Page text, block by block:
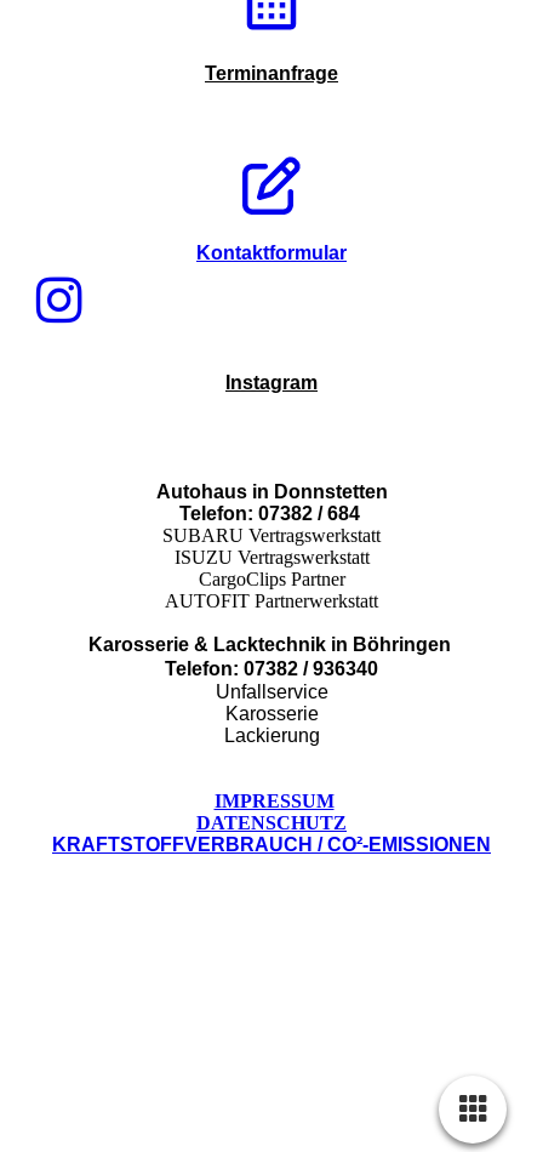
Terminanfrage
Kontaktformular
Instagram
Autohaus in Donnstetten
Telefon: 07382 / 684
SUBARU Vertragswerkstatt
ISUZU Vertragswerkstatt
CargoClips Partner
AUTOFIT Partnerwerkstatt
Karosserie & Lacktechnik in Böhringen
Telefon: 07382 / 936340
Unfallservice
Karosserie
Lackierung
IMPRESSUM
DATENSCHUTZ
KRAFTSTOFFVERBRAUCH / CO²-EMISSIONEN